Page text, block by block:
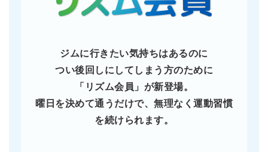
ジムに行きたい気持ちはあるのに
つい後回しにしてしまう方のために
「リズム会員」が新登場。
曜日を決めて通うだけで、無理なく運動習慣
を続けられます。